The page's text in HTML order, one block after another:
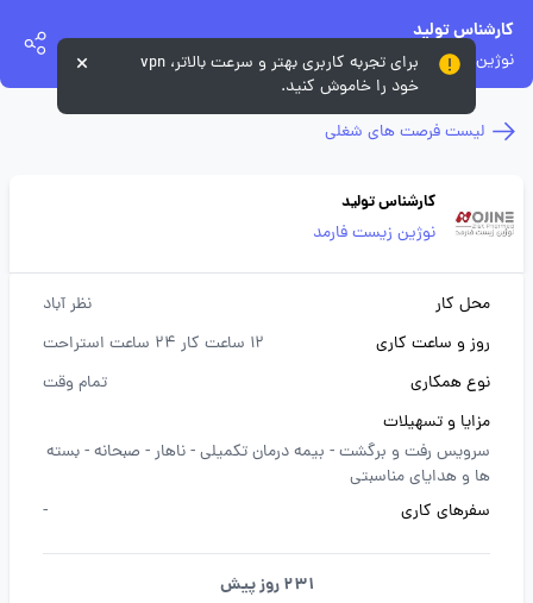
کارشناس تولید
نوژین زیست فارمد
لیست فرصت های شغلی
کارشناس تولید
نوژین زیست فارمد
محل کار
نظر آباد
روز و ساعت کاری
12 ساعت کار 24 ساعت استراحت
نوع همکاری
تمام وقت
مزایا و تسهیلات
سرویس رفت و برگشت - بیمه درمان تکمیلی -ناهار - صبحانه -بسته
ها و هدایای مناسبتی
سفرهای کاری
-
231 روز پیش
برای تجربه کاربری بهتر و سرعت بالاتر، vpn
خود را خاموش کنید.